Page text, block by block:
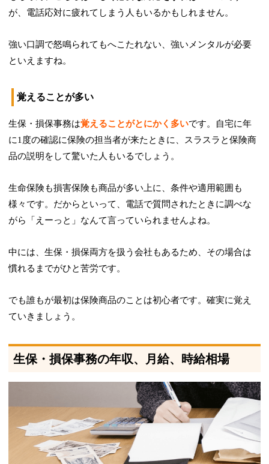
が、電話応対に疲れてしまう人もいるかもしれません。
強い口調で怒鳴られてもへこたれない、強いメンタルが必要
といえますね。
覚えることが多い
生保・損保事務は覚えることがとにかく多いです。自宅に年
に1度の確認に保険の担当者が来たときに、スラスラと保険商
品の説明をして驚いた人もいるでしょう。
生命保険も損害保険も商品が多い上に、条件や適用範囲も
様々です。だからといって、電話で質問されたときに調べな
がら「えーっと」なんて言っていられませんよね。
中には、生保・損保両方を扱う会社もあるため、その場合は
慣れるまでがひと苦労です。
でも誰もが最初は保険商品のことは初心者です。確実に覚え
ていきましょう。
生保・損保事務の年収、月給、時給相場